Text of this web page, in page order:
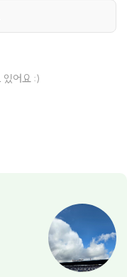
있어요 :)